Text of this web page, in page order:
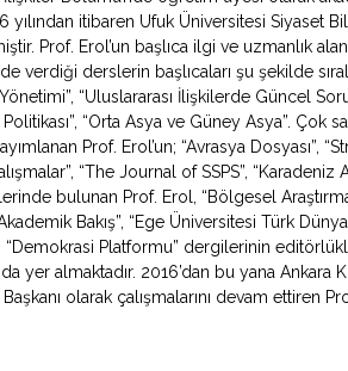
itibaren Ufuk Üniversitesi Siyaset
Prof. Erol’un başlıca ilgi ve uzmanlık
verdiği derslerin başlıcaları şu şekilde
“Uluslararası İlişkilerde Güncel
Politikası”, “Orta Asya ve Güney Asya”.
Prof. Erol’un; “Avrasya Dosyası”,
“The Journal of SSPS”, “Karadeniz
bulunan Prof. Erol, “Bölgesel
Bakış”, “Ege Üniversitesi Türk
“Demokrasi Platformu” dergilerinin
yer almaktadır. 2016’dan bu yana Ankara
olarak çalışmalarını devam ettiren